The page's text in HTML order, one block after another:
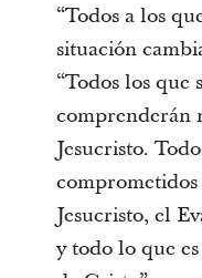
“Todos a los
situación
“Todos los que
comprenderán
Jesucristo.
Jesucristo, el
y todo lo que